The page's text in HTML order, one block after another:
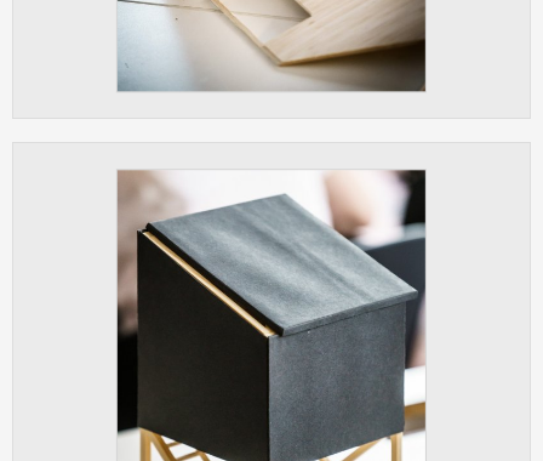
MARKETINGOVÉ
Využívané za účelem zobrazení
správných nabídek a cílení obsahu podle
Vašich preferencí. Zpravidla jde o
cookies systémů třetích stran, které nám
s analýzou uživatelského chování
pomáhají.
OSTATNÍ
Cookies, které aplikace nedokáže zařadit.
Naším cílem je, aby tato kategorie
zůstala prázdná a všechny cookies byly
přiřazeny do některé z kategorií
uvedených výše.